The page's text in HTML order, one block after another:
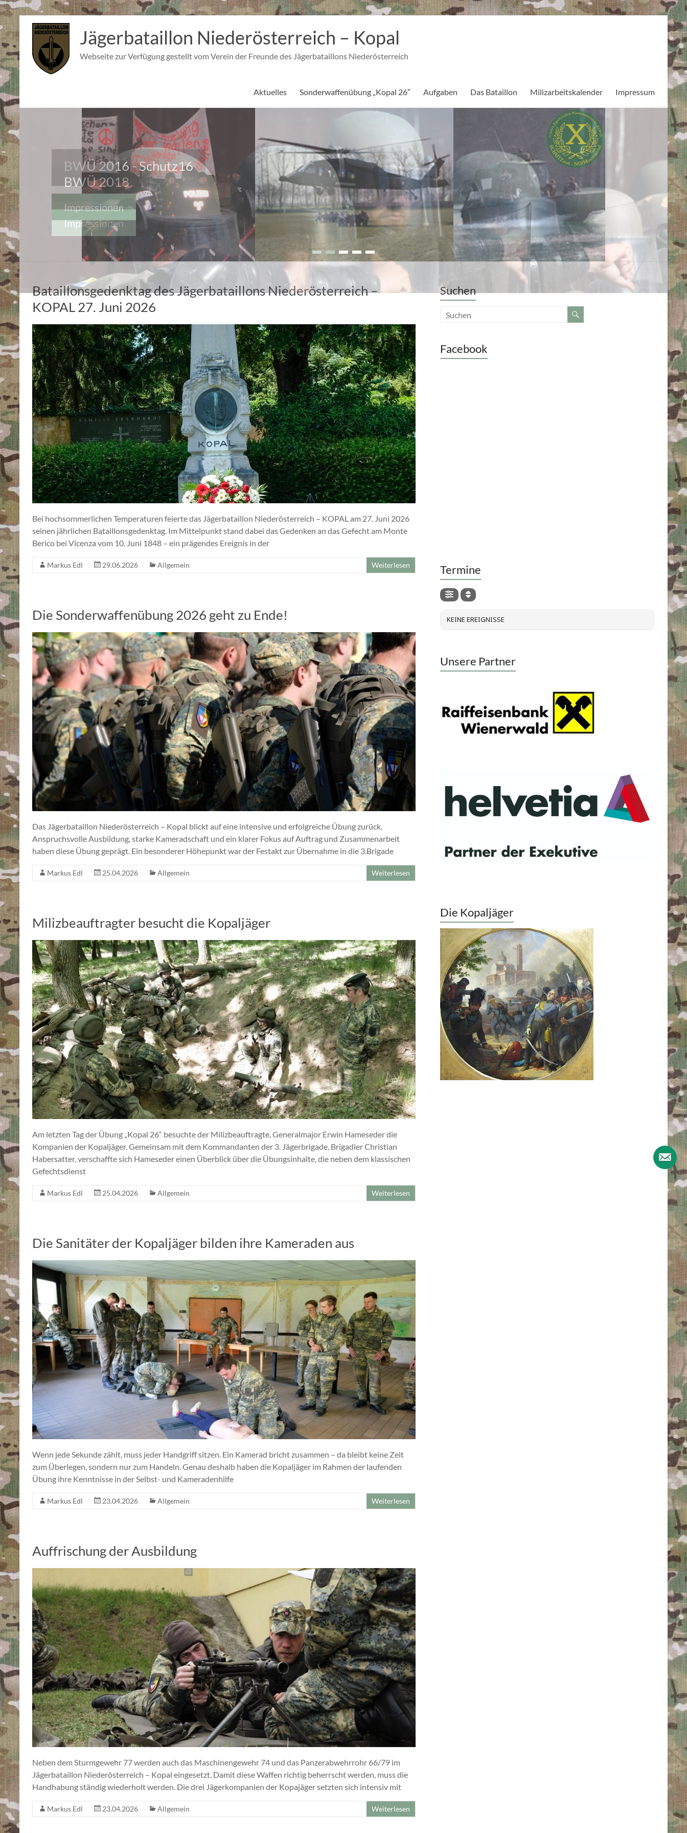
Inhalt
springen
Jägerbataillon Niederösterreich – Kopal
Webseite zur Verfügung gestellt vom Verein der Freunde des Jägerbataillons Niederösterreich
Aktuelles Sonderwaffenübung „Kopal 26″ Aufgaben Das Bataillon Milizarbeitskalender Impressum
BWÜ 2016 - Schutz16
Impressionen
Bataillonsgedenktag des Jägerbataillons Niederösterreich –
KOPAL 27. Juni 2026
Bei hochsommerlichen Temperaturen feierte das Jägerbataillon Niederösterreich – KOPAL am 27. Juni 2026
seinen jährlichen Bataillonsgedenktag. Im Mittelpunkt stand dabei das Gedenken an das Gefecht am Monte
Berico bei Vicenza vom 10. Juni 1848 – ein prägendes Ereignis in der
Markus Edl 29.06.2026 Allgemein Weiterlesen
Die Sonderwaffenübung 2026 geht zu Ende!
Das Jägerbataillon Niederösterreich – Kopal blickt auf eine intensive und erfolgreiche Übung zurück.
Anspruchsvolle Ausbildung, starke Kameradschaft und ein klarer Fokus auf Auftrag und Zusammenarbeit
haben diese Übung geprägt. Ein besonderer Höhepunkt war der Festakt zur Übernahme in die 3.Brigade
Markus Edl 25.04.2026 Allgemein Weiterlesen
Milizbeauftragter besucht die Kopaljäger
Am letzten Tag der Übung „Kopal 26“ besuchte der Milizbeauftragte, Generalmajor Erwin Hameseder die
Kompanien der Kopaljäger. Gemeinsam mit dem Kommandanten der 3. Jägerbrigade, Brigadier Christian
Habersatter, verschaffte sich Hameseder einen Überblick über die Übungsinhalte, die neben dem klassischen
Gefechtsdienst
Markus Edl 25.04.2026 Allgemein Weiterlesen
Die Sanitäter der Kopaljäger bilden ihre Kameraden aus
Wenn jede Sekunde zählt, muss jeder Handgriff sitzen. Ein Kamerad bricht zusammen – da bleibt keine Zeit
zum Überlegen, sondern nur zum Handeln. Genau deshalb haben die Kopaljäger im Rahmen der laufenden
Übung ihre Kenntnisse in der Selbst- und Kameradenhilfe
Markus Edl 23.04.2026 Allgemein Weiterlesen
Auffrischung der Ausbildung
Neben dem Sturmgewehr 77 werden auch das Maschinengewehr 74 und das Panzerabwehrrohr 66/79 im
Jägerbataillon Niederösterreich – Kopal eingesetzt. Damit diese Waffen richtig beherrscht werden, muss die
Handhabung ständig wiederholt werden. Die drei Jägerkompanien der Kopajäger setzten sich intensiv mit
Markus Edl 23.04.2026 Allgemein Weiterlesen
Suchen
Facebook
Termine
KEINE EREIGNISSE
Unsere Partner
Die Kopaljäger